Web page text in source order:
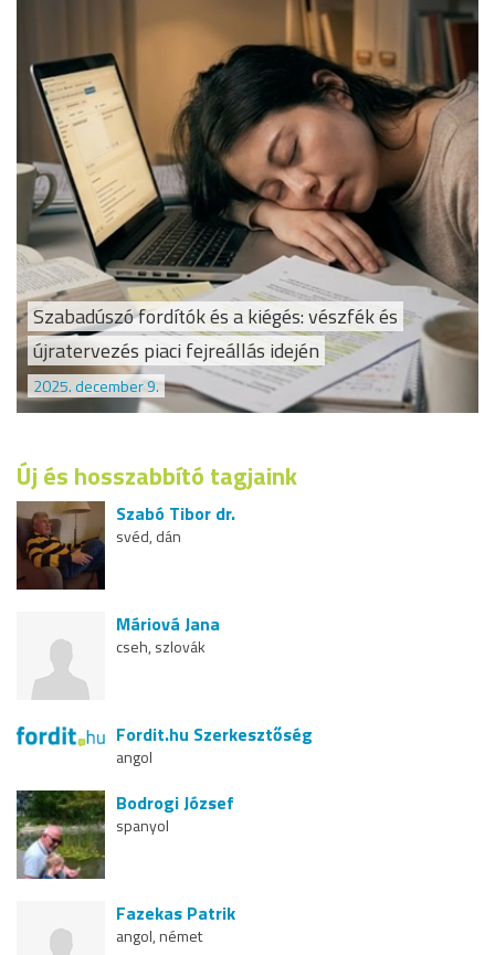
Szabadúszó fordítók és a kiégés: vészfék és
újratervezés piaci fejreállás idején
2025. december 9.
Új és hosszabbító tagjaink
Szabó Tibor dr.
svéd, dán
Máriová Jana
cseh, szlovák
Fordit.hu Szerkesztőség
angol
Bodrogi József
spanyol
Fazekas Patrik
angol, német